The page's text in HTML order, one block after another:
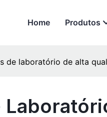
Home Produtos
de laboratório de alta